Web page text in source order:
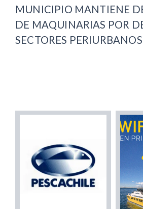
MUNICIPIO MANTIENE
DE MAQUINARIAS POR
SECTORES PERIURBANOS